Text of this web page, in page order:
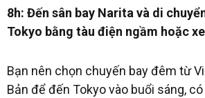
8h: Đến sân bay Narita và di
Tokyo bằng tàu điện ngầm hoặc
Bạn nên chọn chuyến bay đêm từ
Bản để đến Tokyo vào buổi sáng,